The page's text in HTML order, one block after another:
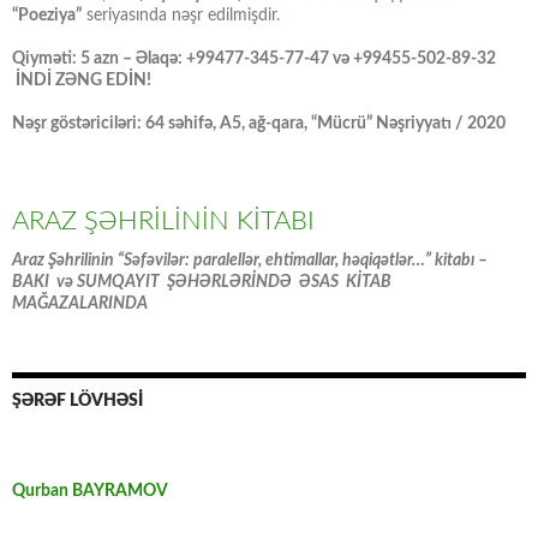
“Poeziya” seriyasında nəşr edilmişdir.
Qiyməti: 5 azn – Əlaqə: +99477-345-77-47 və +99455-502-89-32
İNDİ ZƏNG EDİN!
Nəşr göstəriciləri: 64 səhifə, A5, ağ-qara, “Mücrü” Nəşriyyatı / 2020
ARAZ ŞƏHRİLİNİN KİTABI
Araz Şəhrilinin “Səfəvilər: paralellər, ehtimallar, həqiqətlər…” kitabı –
BAKI və SUMQAYIT ŞƏHƏRLƏRİNDƏ ƏSAS KİTAB
MAĞAZALARINDA
ŞƏRƏF LÖVHƏSİ
Qurban BAYRAMOV